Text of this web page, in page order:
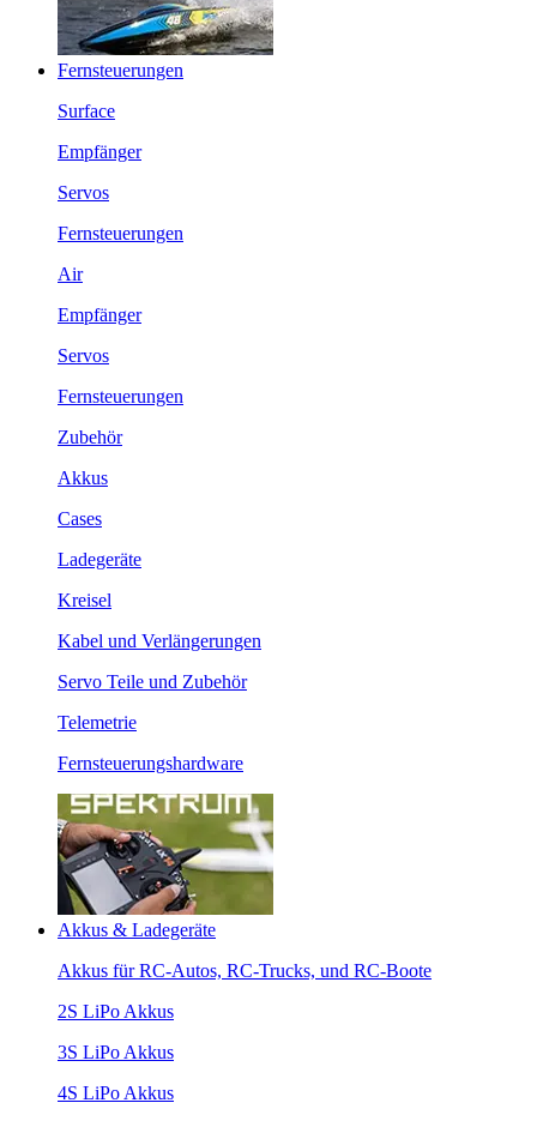
Fernsteuerungen
Surface
Empfänger
Servos
Fernsteuerungen
Air
Empfänger
Servos
Fernsteuerungen
Zubehör
Akkus
Cases
Ladegeräte
Kreisel
Kabel und Verlängerungen
Servo Teile und Zubehör
Telemetrie
Fernsteuerungshardware
Akkus & Ladegeräte
Akkus für RC-Autos, RC-Trucks, und RC-Boote
2S LiPo Akkus
3S LiPo Akkus
4S LiPo Akkus